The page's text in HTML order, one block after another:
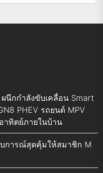
ผนึกกำลังขับเคลื่อน Smart
PHEV รถยนต์ MPV
าทิตย์ภายในบ้าน
บการณ์สุดคุ้มให้สมาชิก M